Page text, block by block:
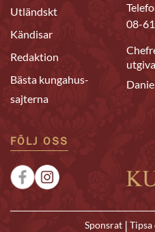
Utländskt
Kändisar
Redaktion
Bästa kungahus-
sajterna
08-
FÖLJ OSS
Sponsrat | Tipsa